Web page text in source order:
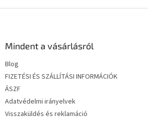
Mindent a vásárlásról
Blog
FIZETÉSI ÉS SZÁLLÍTÁSI INFORMÁCIÓK
ÁSZF
Adatvédelmi irányelvek
Visszaküldés és reklamáció